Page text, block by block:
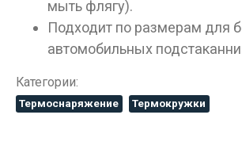
мыть флягу).
Подходит по размерам для
автомобильных
Категории:
Термоснаряжение Термокружки